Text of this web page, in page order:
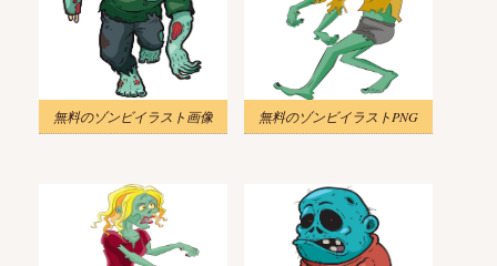
無料のゾンビイラスト画像 無料のゾンビイラストPNG